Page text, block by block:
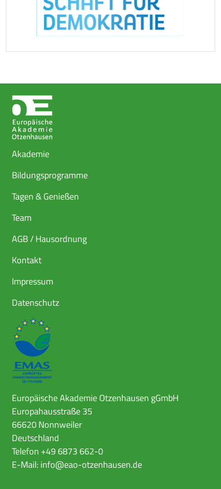
Akademie
Bildungsprogramme
Tagen & Genießen
Team
AGB / Hausordnung
Kontakt
Impressum
Datenschutz
Europäische Akademie Otzenhausen gGmbH
Europahausstraße 35
66620 Nonnweiler
Deutschland
Telefon +49 6873 662-0
E-Mail: info@eao-otzenhausen.de